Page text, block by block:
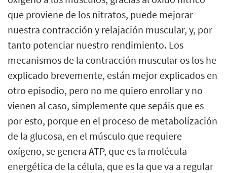
que proviene de los nitratos, puede mejorar
nuestra contracción y relajación muscular, y, por
tanto potenciar nuestro rendimiento. Los
mecanismos de la contracción muscular os los he
explicado brevemente, están mejor explicados en
otro episodio, pero no me quiero enrollar y no
vienen al caso, simplemente que sepáis que es
por esto, porque en el proceso de metabolización
de la glucosa, en el músculo que requiere
oxígeno, se genera ATP, que es la molécula
energética de la célula, que es la que va a regular